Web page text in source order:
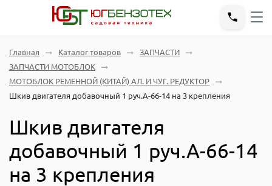
Главная Каталог товаров
ЗАПЧАСТИ
ЗАПЧАСТИ МОТОБЛОК
МОТОБЛОК РЕМЕННОЙ (КИТАЙ) АЛ. И ЧУГ. РЕДУКТОР
Шкив двигателя добавочный 1 руч.А-66-14 на 3 крепления
Шкив двигателя
добавочный 1 руч.А-66-14
на 3 крепления